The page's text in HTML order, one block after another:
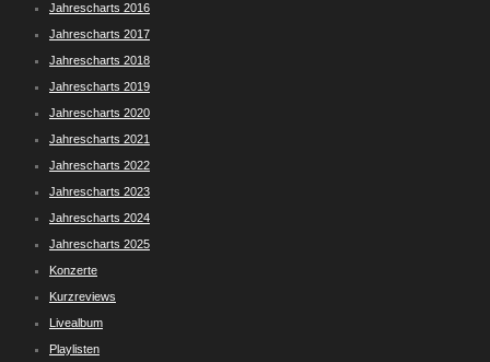
Jahrescharts 2016
Jahrescharts 2017
Jahrescharts 2018
Jahrescharts 2019
Jahrescharts 2020
Jahrescharts 2021
Jahrescharts 2022
Jahrescharts 2023
Jahrescharts 2024
Jahrescharts 2025
Konzerte
Kurzreviews
Livealbum
Playlisten